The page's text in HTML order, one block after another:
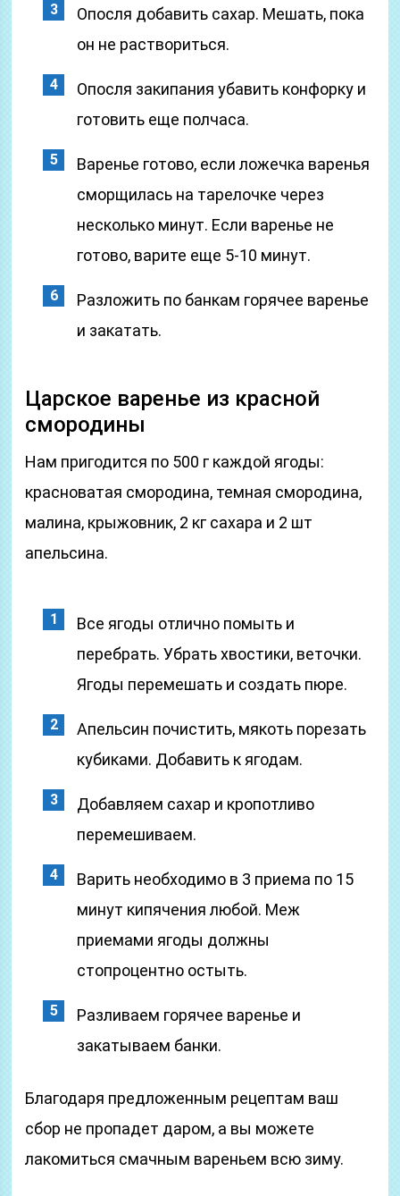
Опосля добавить сахар. Мешать, пока
он не раствориться.
Опосля закипания убавить конфорку и
готовить еще полчаса.
Варенье готово, если ложечка варенья
сморщилась на тарелочке через
несколько минут. Если варенье не
готово, варите еще 5-10 минут.
Разложить по банкам горячее варенье
и закатать.
Царское варенье из красной
смородины
Нам пригодится по 500 г каждой ягоды:
красноватая смородина, темная смородина,
малина, крыжовник, 2 кг сахара и 2 шт
апельсина.
Все ягоды отлично помыть и
перебрать. Убрать хвостики, веточки.
Ягоды перемешать и создать пюре.
Апельсин почистить, мякоть порезать
кубиками. Добавить к ягодам.
Добавляем сахар и кропотливо
перемешиваем.
Варить необходимо в 3 приема по 15
минут кипячения любой. Меж
приемами ягоды должны
стопроцентно остыть.
Разливаем горячее варенье и
закатываем банки.
Благодаря предложенным рецептам ваш
сбор не пропадет даром, а вы можете
лакомиться смачным вареньем всю зиму.